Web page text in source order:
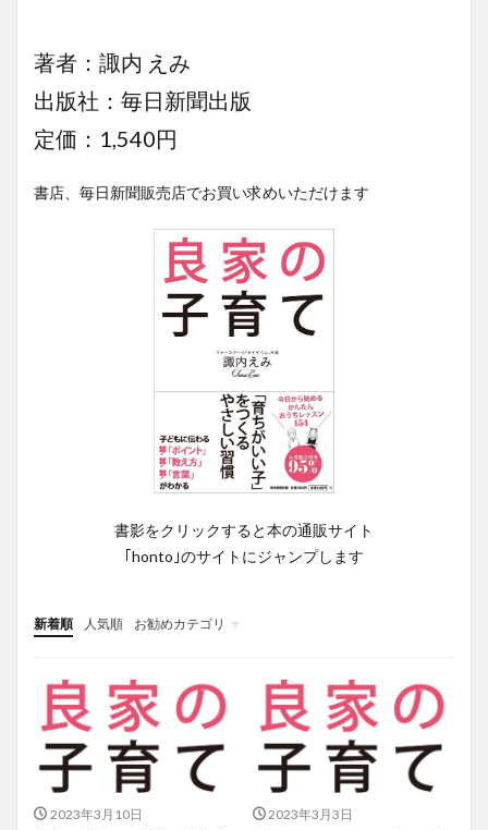
著者：諏内 えみ
出版社：毎日新聞出版
定価：1,540円
書店、毎日新聞販売店でお買い求めいただけます
書影をクリックすると本の通販サイト
｢honto｣のサイトにジャンプします
新着順 人気順
お勧めカテゴリ
投稿
学び
マンガ
電子書籍
2023年3月10日 2023年3月3日